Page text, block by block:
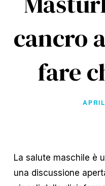
cancro
fare
La salute maschile è
una discussione